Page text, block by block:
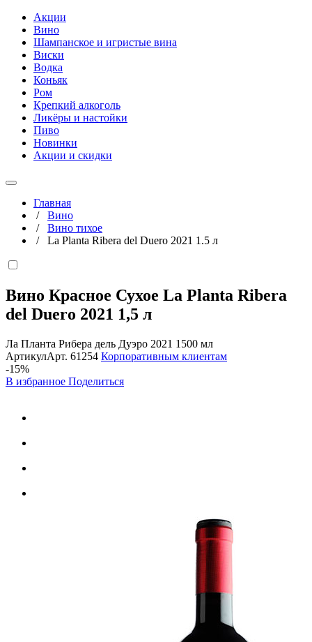
Акции
Вино
Шампанское и игристые вина
Виски
Водка
Коньяк
Ром
Крепкий алкоголь
Ликёры и настойки
Пиво
Новинки
Акции и скидки
Главная
/ Вино
/ Вино тихое
/ La Planta Ribera del Duero 2021 1.5 л
Вино Красное Сухое La Planta Ribera
del Duero 2021 1,5 л
Ла Планта Рибера дель Дуэро 2021 1500 мл
АртикулАрт. 61254 Корпоративным клиентам
-15%
В избранное Поделиться